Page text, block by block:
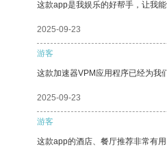
这款app是我娱乐的好帮手，让我
2025-09-23
游客
这款加速器VPM应用程序已经为我
2025-09-23
游客
这款app的酒店、餐厅推荐非常有